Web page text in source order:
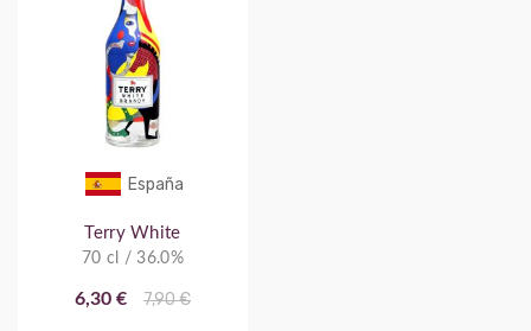
España
Terry White
70 cl / 36.0%
6,30 € 7,90 €